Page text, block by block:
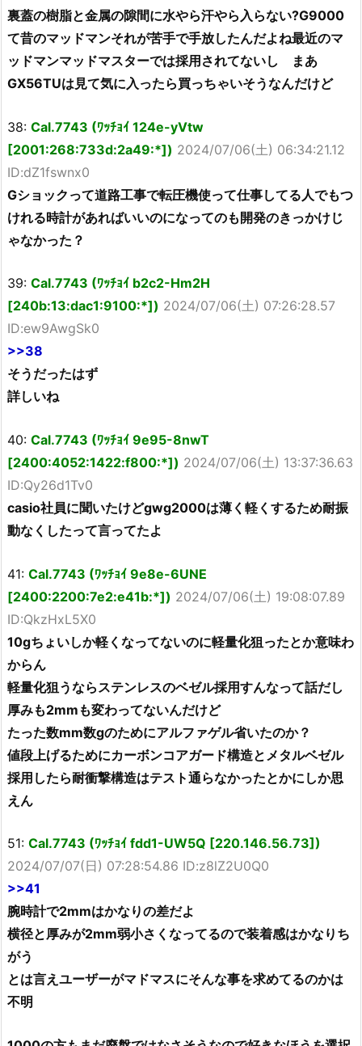
裏蓋の樹脂と金属の隙間に水やら汗やら入らない?G9000
て昔のマッドマンそれが苦手で手放したんだよね最近のマ
ッドマンマッドマスターでは採用されてないし まあ
GX56TUは見て気に入ったら買っちゃいそうなんだけど
38: Cal.7743 (ﾜｯﾁｮｲ 124e-yVtw
[2001:268:733d:2a49:*]) 2024/07/06(土) 06:34:21.12
ID:dZ1fswnx0
Gショックって道路工事で転圧機使って仕事してる人でもつ
けれる時計があればいいのになってのも開発のきっかけじ
ゃなかった？
39: Cal.7743 (ﾜｯﾁｮｲ b2c2-Hm2H
[240b:13:dac1:9100:*]) 2024/07/06(土) 07:26:28.57
ID:ew9AwgSk0
>>38
そうだったはず
詳しいね
40: Cal.7743 (ﾜｯﾁｮｲ 9e95-8nwT
[2400:4052:1422:f800:*]) 2024/07/06(土) 13:37:36.63
ID:Qy26d1Tv0
casio社員に聞いたけどgwg2000は薄く軽くするため耐振
動なくしたって言ってたよ
41: Cal.7743 (ﾜｯﾁｮｲ 9e8e-6UNE
[2400:2200:7e2:e41b:*]) 2024/07/06(土) 19:08:07.89
ID:QkzHxL5X0
10gちょいしか軽くなってないのに軽量化狙ったとか意味わ
からん
軽量化狙うならステンレスのベゼル採用すんなって話だし
厚みも2mmも変わってないんだけど
たった数mm数gのためにアルファゲル省いたのか？
値段上げるためにカーボンコアガード構造とメタルベゼル
採用したら耐衝撃構造はテスト通らなかったとかにしか思
えん
51: Cal.7743 (ﾜｯﾁｮｲ fdd1-UW5Q [220.146.56.73])
2024/07/07(日) 07:28:54.86 ID:z8lZ2U0Q0
>>41
腕時計で2mmはかなりの差だよ
横径と厚みが2mm弱小さくなってるので装着感はかなりち
がう
とは言えユーザーがマドマスにそんな事を求めてるのかは
不明